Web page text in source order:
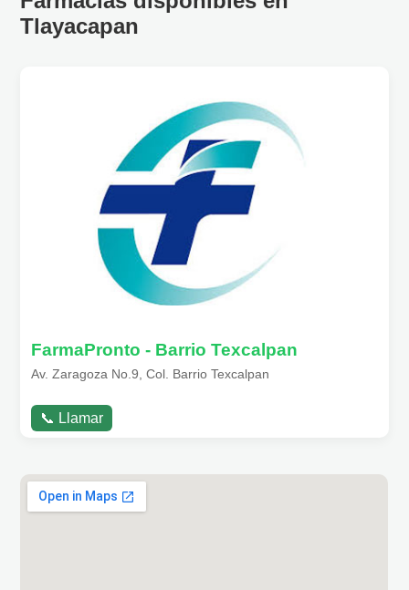
Tlayacapan
FarmaPronto - Barrio Texcalpan
Av. Zaragoza No.9, Col. Barrio Texcalpan
📞 Llamar